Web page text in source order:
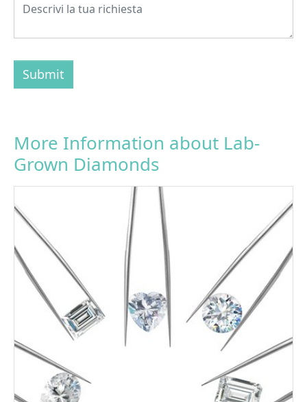
Submit
More Information about Lab-
Grown Diamonds